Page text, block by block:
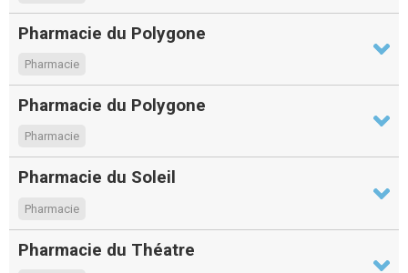
Pharmacie du Polygone
Pharmacie
Pharmacie du Polygone
Pharmacie
Pharmacie du Soleil
Pharmacie
Pharmacie du Théatre